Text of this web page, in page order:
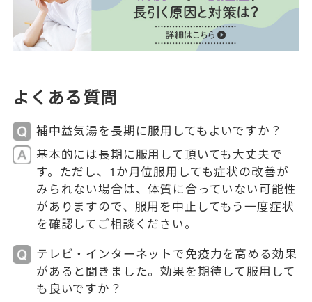
よくある質問
補中益気湯を長期に服用してもよいですか？
基本的には長期に服用して頂いても大丈夫で
す。ただし、1か月位服用しても症状の改善が
みられない場合は、体質に合っていない可能性
がありますので、服用を中止してもう一度症状
を確認してご相談ください。
テレビ・インターネットで免疫力を高める効果
があると聞きました。効果を期待して服用して
も良いですか？